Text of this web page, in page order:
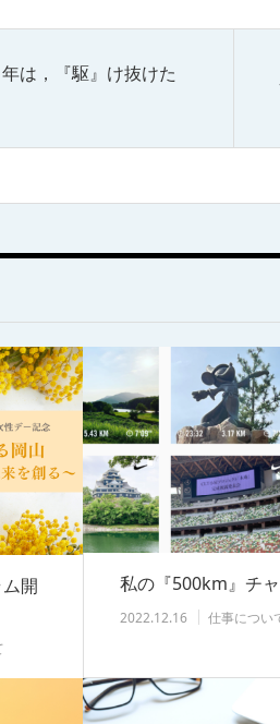
年は，『駆』け抜けた
開
私の『500km』チ
2022.12.16 仕事につい